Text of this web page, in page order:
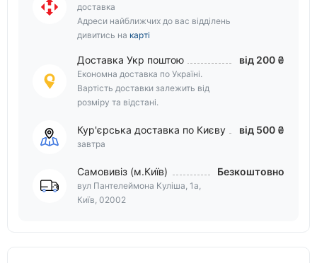
доставка
Адреси найближчих до вас відділень
дивитись на карті
Доставка Укр поштою
Економна доставка по Україні.
Вартість доставки залежить від
розміру та відстані.
від 200 ₴
Кур'єрська доставка по Києву
завтра
від 500 ₴
Самовивіз (м.Київ)
вул Пантелеймона Куліша, 1а,
Київ, 02002
Безкоштовно